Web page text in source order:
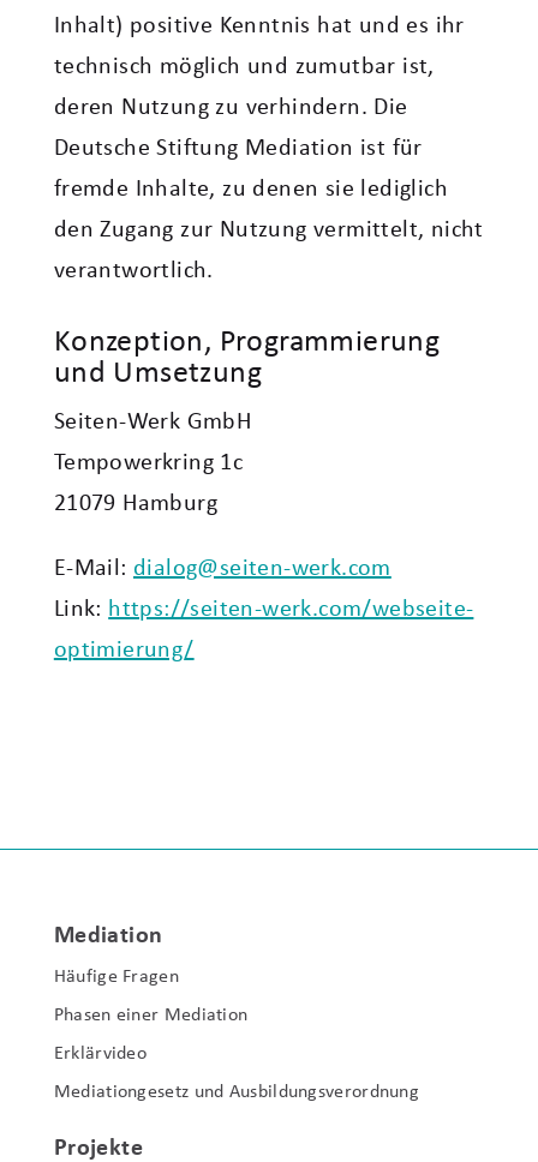
Inhalt) positive Kenntnis hat und es ihr
technisch möglich und zumutbar ist,
deren Nutzung zu verhindern. Die
Deutsche Stiftung Mediation ist für
fremde Inhalte, zu denen sie lediglich
den Zugang zur Nutzung vermittelt, nicht
verantwortlich.
Konzeption, Programmierung
und Umsetzung
Seiten-Werk GmbH
Tempowerkring 1c
21079 Hamburg
E-Mail: dialog@seiten-werk.com
Link: https://seiten-werk.com/webseite-
optimierung/
Mediation
Häufige Fragen
Phasen einer Mediation
Erklärvideo
Mediationgesetz und Ausbildungsverordnung
Projekte